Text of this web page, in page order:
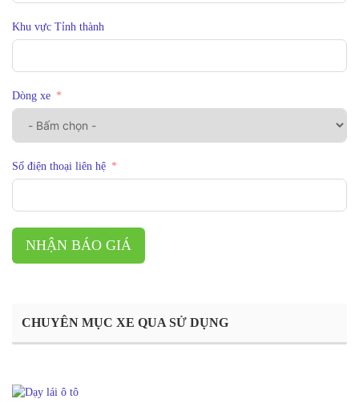
Khu vực Tỉnh thành
Dòng xe
Số điện thoại liên hệ
NHẬN BÁO GIÁ
CHUYÊN MỤC XE QUA SỬ DỤNG